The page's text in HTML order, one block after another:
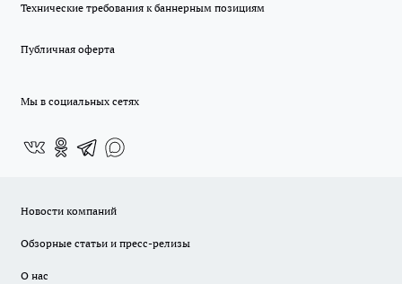
Технические требования к баннерным позициям
Публичная оферта
Мы в социальных сетях
Новости компаний
Обзорные статьи и пресс-релизы
О нас